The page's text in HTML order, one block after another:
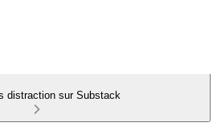
distraction sur Substack